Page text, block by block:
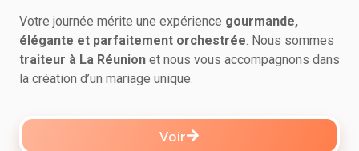
Votre journée mérite une expérience gourmande,
élégante et parfaitement orchestrée . Nous sommes
traiteur à La Réunion et nous vous accompagnons dans
la création d’un mariage unique.
Voir